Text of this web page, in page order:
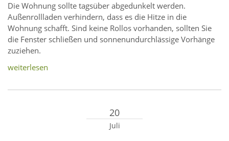
Die Wohnung sollte tagsüber abgedunkelt werden.
Außenrollladen verhindern, dass es die Hitze in die
Wohnung schafft. Sind keine Rollos vorhanden, sollten Sie
die Fenster schließen und sonnenundurchlässige Vorhänge
zuziehen.
weiterlesen
20
Juli